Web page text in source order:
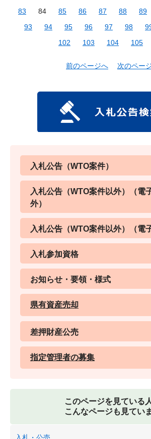
83
84 85 86 87 88 89
93
94 95 96 97 98
102
103 104 105
前のページへ 次のペー
入札公告（WTO案件）
入札公告（WTO案件以外）（電
外）
入札公告（WTO案件以外）（電
入札参加資格
お知らせ・要領・様式
県有資産売却
差押財産公売
指定管理者の募集
このページを見ている
こんなページも見てい